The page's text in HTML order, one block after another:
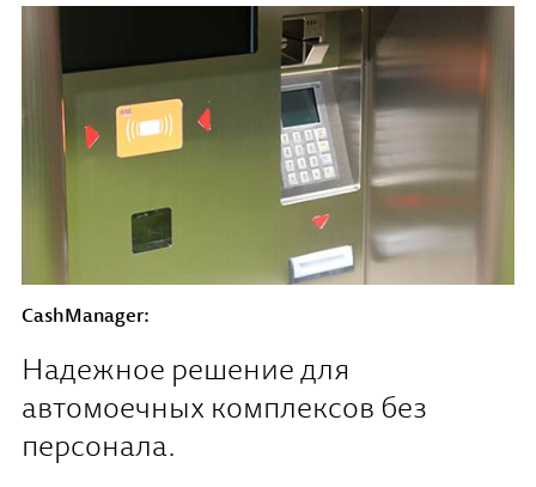
CashManager:
Надежное решение для
автомоечных комплексов без
персонала.